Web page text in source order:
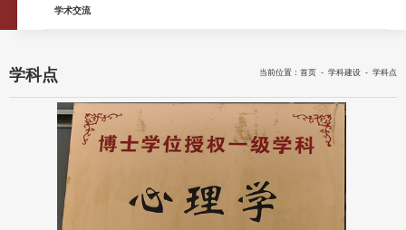
学术交流
当前位置： 首页 - 学科建设 - 学科点
学科点